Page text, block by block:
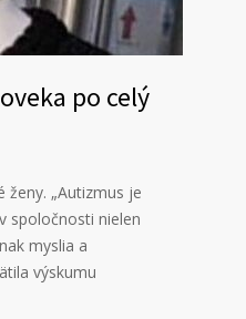
po celý
„Autizmus je
spoločnosti nielen
myslia a
výskumu